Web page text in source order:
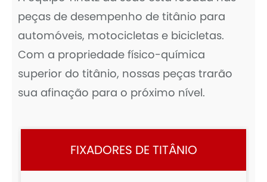
peças de desempenho de titânio para
automóveis, motocicletas e bicicletas.
Com a propriedade físico-química
superior do titânio, nossas peças trarão
sua afinação para o próximo nível.
FIXADORES DE TITÂNIO